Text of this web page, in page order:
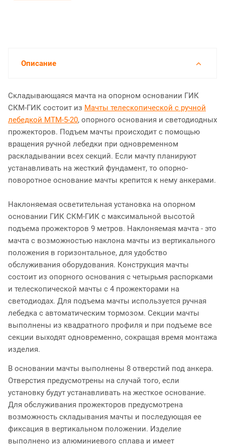
Описание
Складывающаяся мачта на опорном основании ГИК
СКМ-ГИК состоит из Мачты телескопической с ручной
лебедкой МТМ-5-20, опорного основания и светодиодных
прожекторов. Подъем мачты происходит с помощью
вращения ручной лебедки при одновременном
раскладывании всех секций. Если мачту планируют
устанавливать на жесткий фундамент, то опорно-
поворотное основание мачты крепится к нему анкерами.
Наклоняемая осветительная установка на опорном
основании ГИК СКМ-ГИК с максимальной высотой
подъема прожекторов 9 метров. Наклоняемая мачта - это
мачта с возможностью наклона мачты из вертикального
положения в горизонтальное, для удобство
обслуживания оборудования. Конструкция мачты
состоит из опорного основания с четырьмя распорками
и телескопической мачты с 4 прожекторами на
светодиодах. Для подъема мачты используется ручная
лебедка с автоматическим тормозом. Секции мачты
выполнены из квадратного профиля и при подъеме все
секции выходят одновременно, сокращая время монтажа
изделия.
В основании мачты выполнены 8 отверстий под анкера.
Отверстия предусмотрены на случай того, если
установку будут устанавливать на жесткое основание.
Для обслуживания прожекторов предусмотрена
возможность складывания мачты и последующая ее
фиксация в вертикальном положении. Изделие
выполнено из алюминиевого сплава и имеет